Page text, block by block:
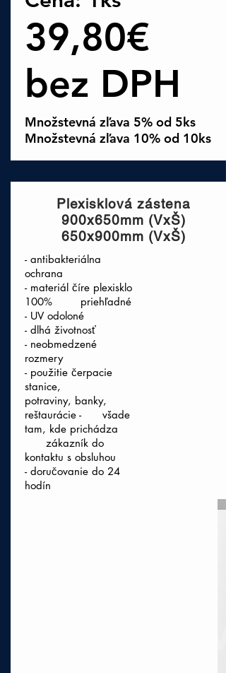
39,80€
bez DPH
Množstevná zľava 5% od 5ks
Množstevná zľava 10% od 10ks
Plexisklová zástena
900x650mm (VxŠ)
650x900mm (VxŠ)
- antibakteriálna
ochrana
- materiál číre plexisklo
100% priehľadné
- UV odoloné
- dlhá životnosť
- neobmedzené
rozmery
- použitie čerpacie
stanice,
potraviny, banky,
reštaurácie - všade
tam, kde prichádza
zákazník do
kontaktu s obsluhou
- doručovanie do 24
hodín